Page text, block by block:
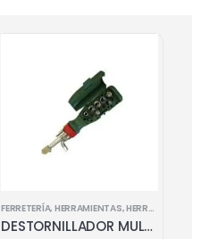
FERRETERÍA, HERRAMIENTAS,HERRAMIENTAS MANUALES
DESTORNILLADOR MULTIUSO 22 Pz